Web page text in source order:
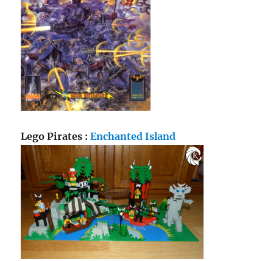
Lego Pirates :Enchanted Island